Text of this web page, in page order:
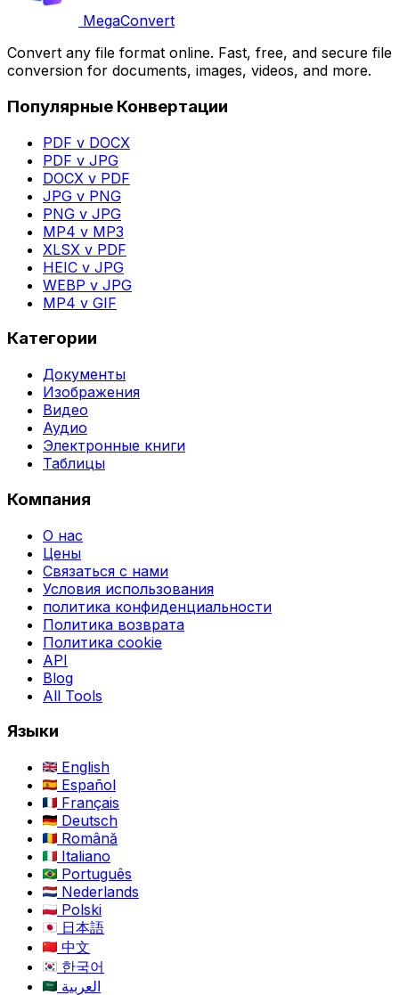
MegaConvert
Convert any file format online. Fast, free, and secure file
conversion for documents, images, videos, and more.
Популярные Конвертации
PDF v DOCX
PDF v JPG
DOCX v PDF
JPG v PNG
PNG v JPG
MP4 v MP3
XLSX v PDF
HEIC v JPG
WEBP v JPG
MP4 v GIF
Категории
Документы
Изображения
Видео
Аудио
Электронные книги
Таблицы
Компания
О нас
Цены
Связаться с нами
Условия использования
политика конфиденциальности
Политика возврата
Политика cookie
API
Blog
All Tools
Языки
English
Español
Français
Deutsch
Română
Italiano
Português
Nederlands
Polski
日本語
中文
한국어
العربية